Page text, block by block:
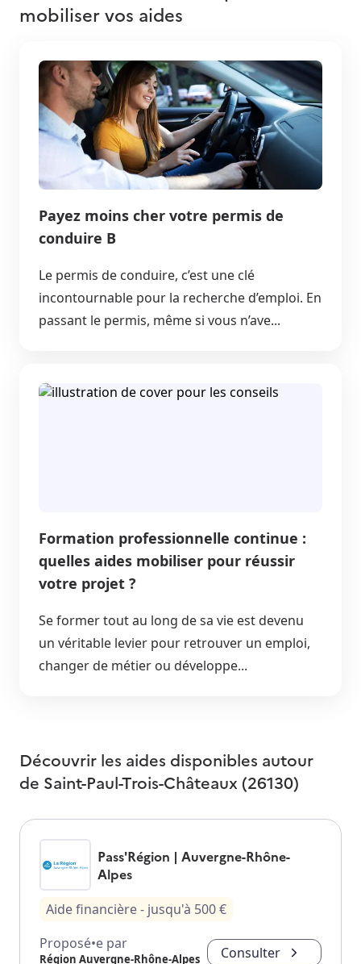
mobiliser vos aides
Payez moins cher votre permis de
conduire B
Le permis de conduire, c’est une clé
incontournable pour la recherche d’emploi. En
passant le permis, même si vous n’ave...
Formation professionnelle continue :
quelles aides mobiliser pour réussir
votre projet ?
Se former tout au long de sa vie est devenu
un véritable levier pour retrouver un emploi,
changer de métier ou développe...
Découvrir les aides disponibles autour
de Saint-Paul-Trois-Châteaux (26130)
Pass'Région | Auvergne-Rhône-
Alpes
Aide financière- jusqu'à 500€
Proposé•e par
Région Auvergne-Rhône-Alpes Consulter